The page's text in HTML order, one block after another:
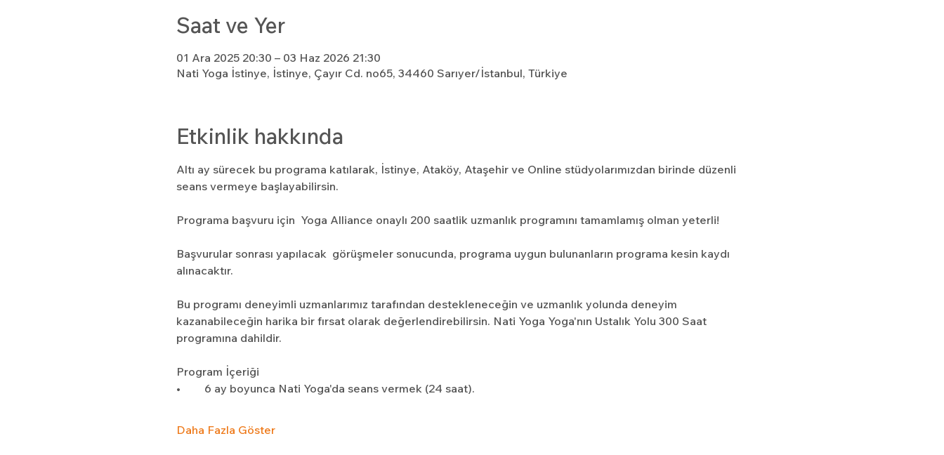
Saat ve Yer
01 Ara 2025 20:30 – 03 Haz 2026 21:30
Nati Yoga İstinye, İstinye, Çayır Cd. no65, 34460 Sarıyer/İstanbul, Türkiye
Etkinlik hakkında
Altı ay sürecek bu programa katılarak, İstinye, Ataköy, Ataşehir ve Online stüdyolarımızdan birinde düzenli
seans vermeye başlayabilirsin.
Programa başvuru için  Yoga Alliance onaylı 200 saatlik uzmanlık programını tamamlamış olman yeterli!
Başvurular sonrası yapılacak  görüşmeler sonucunda, programa uygun bulunanların programa kesin kaydı
alınacaktır.
Bu programı deneyimli uzmanlarımız tarafından destekleneceğin ve uzmanlık yolunda deneyim
kazanabileceğin harika bir fırsat olarak değerlendirebilirsin. Nati Yoga Yoga'nın Ustalık Yolu 300 Saat
programına dahildir.
Program İçeriği
•	6 ay boyunca Nati Yoga'da seans vermek (24 saat).
Daha Fazla Göster